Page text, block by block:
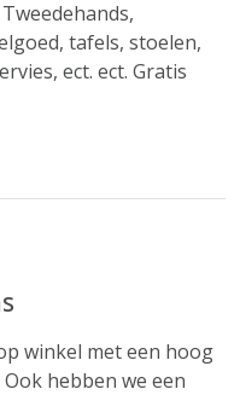
tafels, stoelen,
ect. ect. Gratis
winkel met een hoog
hebben we een